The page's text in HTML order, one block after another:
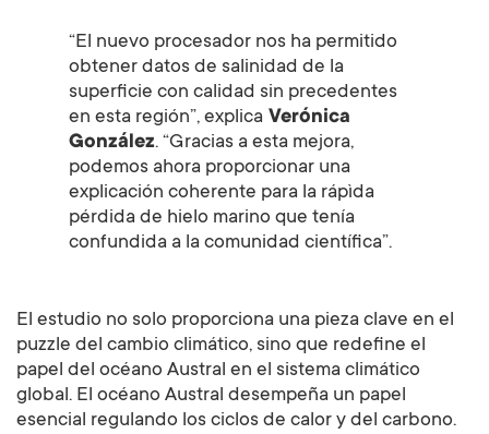
“El nuevo procesador nos ha permitido
obtener datos de salinidad de la
superficie con calidad sin precedentes
en esta región”, explica Verónica
González. “Gracias a esta mejora,
podemos ahora proporcionar una
explicación coherente para la rápìda
pérdida de hielo marino que tenía
confundida a la comunidad científica”.
El estudio no solo proporciona una pieza clave en el
puzzle del cambio climático, sino que redefine el
papel del océano Austral en el sistema climático
global. El océano Austral desempeña un papel
esencial regulando los ciclos de calor y del carbono.